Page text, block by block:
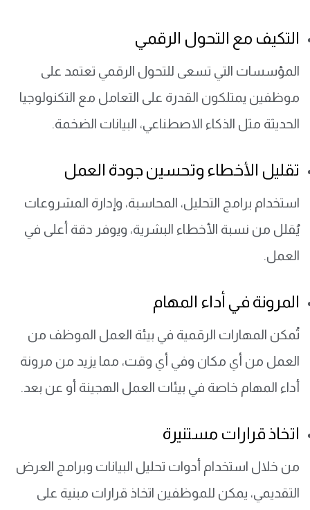
التكيف مع التحول الرقمي
المؤسسات التي تسعى للتحول الرقمي تعتمد على
موظفين يمتلكون القدرة على التعامل مع التكنولوجيا
الحديثة مثل الذكاء الاصطناعي، البيانات الضخمة.
تقليل الأخطاء وتحسين جودة العمل
استخدام برامج التحليل، المحاسبة، وإدارة المشروعات
يُقلل من نسبة الأخطاء البشرية، ويوفر دقة أعلى في
العمل.
المرونة في أداء المهام
تُمكن المهارات الرقمية في بيئة العمل الموظف من
العمل من أي مكان وفي أي وقت، مما يزيد من مرونة
أداء المهام خاصة في بيئات العمل الهجينة أو عن بعد.
اتخاذ قرارات مستنيرة
من خلال استخدام أدوات تحليل البيانات وبرامج العرض
التقديمي، يمكن للموظفين اتخاذ قرارات مبنية على